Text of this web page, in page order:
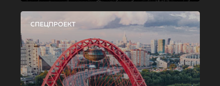
СПЕЦПРОЕКТ